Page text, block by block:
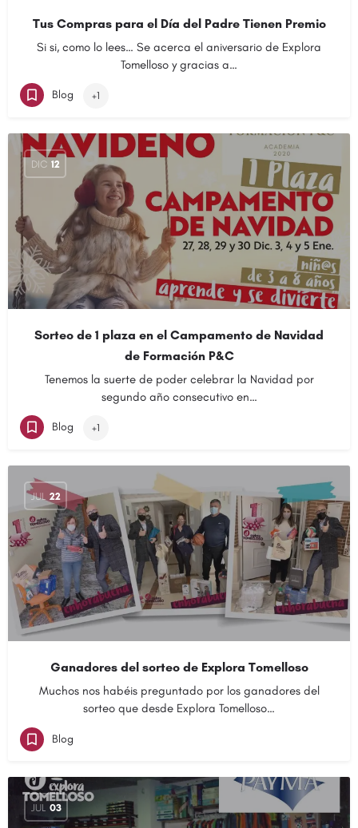
Tus Compras para el Día del Padre Tienen Premio
Si si, como lo lees… Se acerca el aniversario de Explora
Tomelloso y gracias a…
Blog +1
DIC 12
Sorteo de 1 plaza en el Campamento de Navidad
de Formación P&C
Tenemos la suerte de poder celebrar la Navidad por
segundo año consecutivo en…
Blog +1
JUL 22
Ganadores del sorteo de Explora Tomelloso
Muchos nos habéis preguntado por los ganadores del
sorteo que desde Explora Tomelloso…
Blog
JUL 03